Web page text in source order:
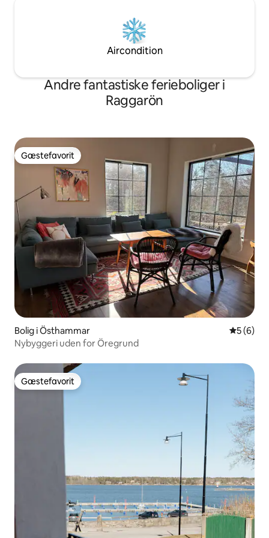
Aircondition
Andre fantastiske ferieboliger i
Raggarön
Gæstefavorit
Gæstefavorit
Bolig i Östhammar 5 ud af 5
5 (6)
Nybyggeri uden for Öregrund
Gæstefavorit
Gæstefavorit